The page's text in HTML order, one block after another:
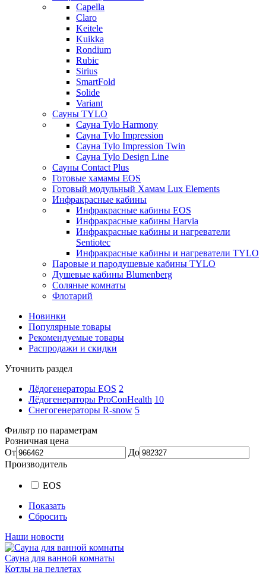
Capella
Claro
Keitele
Kuikka
Rondium
Rubic
Sirius
SmartFold
Solide
Variant
Сауны TYLO
Сауна Tylo Harmony
Сауна Tylo Impression
Сауна Tylo Impression Twin
Сауна Tylo Design Line
Сауны Contact Plus
Готовые хамамы EOS
Готовый модульный Хамам Lux Elements
Инфракрасные кабины
Инфракрасные кабины EOS
Инфракрасные кабины Harvia
Инфракрасные кабины и нагреватели
Sentiotec
Инфракрасные кабины и нагреватели TYLO
Паровые и пародушевые кабины TYLO
Душевые кабины Blumenberg
Соляные комнаты
Флотарий
Новинки
Популярные товары
Рекомендуемые товары
Распродажи и скидки
Уточнить раздел
Лёдогенераторы EOS 2
Лёдогенераторы ProConHealth 10
Снегогенераторы R-snow 5
Фильтр по параметрам
Розничная цена
От
До
Производитель
EOS
Показать
Сбросить
Наши новости
Сауна для ванной комнаты
Котлы на пеллетах